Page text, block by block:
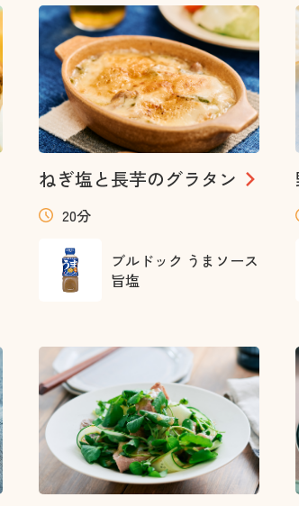
ねぎ塩と長芋のグラタン
20分
ブルドック うまソース
旨塩